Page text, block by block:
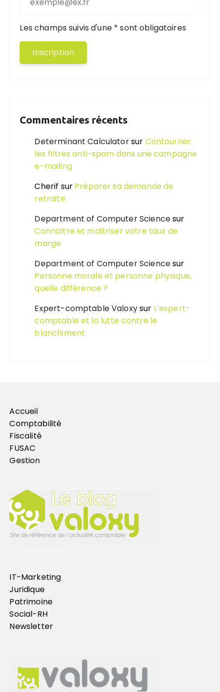
Les champs suivis d'une * sont obligatoires
Commentaires récents
Determinant Calculatorsur Contourner
les filtres anti-spam dans une campagne
e-mailing
Cherif sur Préparer sa demande de
retraite
Department of Computer Sciencesur
Connaître et maîtriser votre taux de
marge
Department of Computer Sciencesur
Personne morale et personne physique,
quelle différence ?
Expert-comptable Valoxysur L’expert-
comptable et la lutte contre le
blanchiment
Accueil
Comptabilité
Fiscalité
FUSAC
Gestion
IT-Marketing
Juridique
Patrimoine
Social-RH
Newsletter